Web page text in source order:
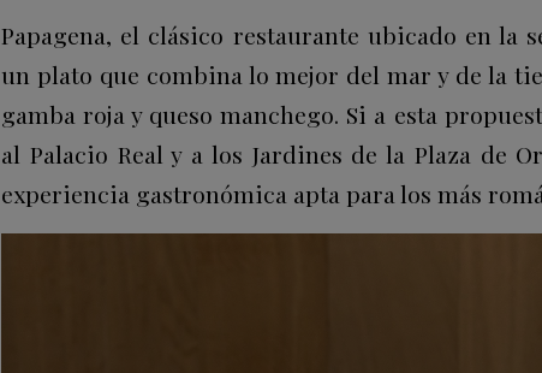
Papagena, el clásico restaurante ubicado en la
un plato que combina lo mejor del mar y de la
gamba roja y queso manchego. Si a esta
al Palacio Real y a los Jardines de la Plaza de
experiencia gastronómica apta para los más